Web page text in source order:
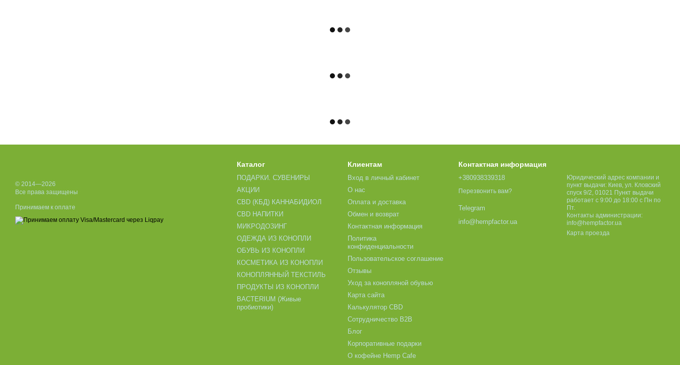
© 2014—2026
Все права защищены
Принимаем к оплате
Каталог
ПОДАРКИ. СУВЕНИРЫ
АКЦИИ
CBD (КБД) КАННАБИДИОЛ
CBD НАПИТКИ
МИКРОДОЗИНГ
ОДЕЖДА ИЗ КОНОПЛИ
ОБУВЬ ИЗ КОНОПЛИ
КОСМЕТИКА ИЗ КОНОПЛИ
КОНОПЛЯННЫЙ ТЕКСТИЛЬ
ПРОДУКТЫ ИЗ КОНОПЛИ
BACTERIUM (Живые
пробиотики)
Клиентам
Вход в личный кабинет
О нас
Оплата и доставка
Обмен и возврат
Контактная информация
Политика
конфиденциальности
Пользовательское соглашение
Отзывы
Уход за конопляной обувью
Карта сайта
Калькулятор CBD
Сотрудничество B2B
Блог
Корпоративные подарки
О кофейне Hemp Cafe
Контактная информация
+380938339318
Перезвонить вам?
Telegram
info@hempfactor.ua
Юридический адрес компании и
пункт выдачи: Киев, ул. Кловский
спуск 9/2, 01021 Пункт выдачи
работает с 9:00 до 18:00 с Пн по
Пт.
Контакты администрации:
info@hempfactor.ua
Карта проезда